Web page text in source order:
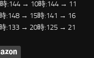
:144 → 10時:144 → 11
:148 → 15時:141 → 16
:133 → 20時:125 → 21